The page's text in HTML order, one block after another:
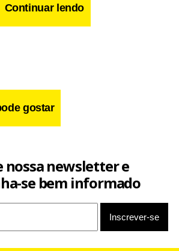
Gleisi Hoffmann (PT-PR) em
Continuar lendo
gostar
nossa newsletter e
se bem informado